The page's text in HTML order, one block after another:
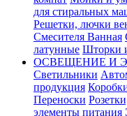
для стиральных
Решетки, лючки
Смесителя Ванная
латунные Шторки
ОСВЕЩЕНИЕ И
Светильники
продукция
Переноски
элементы питания